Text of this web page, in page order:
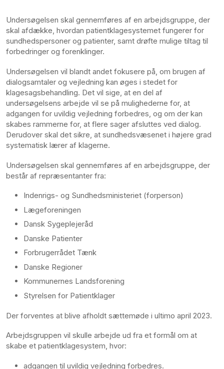
Undersøgelsen skal gennemføres af en arbejdsgruppe, der
skal afdække, hvordan patientklagesystemet fungerer for
sundhedspersoner og patienter, samt drøfte mulige tiltag til
forbedringer og forenklinger.
Undersøgelsen vil blandt andet fokusere på, om brugen af
dialogsamtaler og vejledning kan øges i stedet for
klagesagsbehandling. Det vil sige, at en del af
undersøgelsens arbejde vil se på mulighederne for, at
adgangen for uvildig vejledning forbedres, og om der kan
skabes rammerne for, at flere sager afsluttes ved dialog.
Derudover skal det sikre, at sundhedsvæsenet i højere grad
systematisk lærer af klagerne.
Undersøgelsen skal gennemføres af en arbejdsgruppe, der
består af repræsentanter fra:
Indenrigs- og Sundhedsministeriet (forperson)
Lægeforeningen
Dansk Sygeplejeråd
Danske Patienter
Forbrugerrådet Tænk
Danske Regioner
Kommunernes Landsforening
Styrelsen for Patientklager
Der forventes at blive afholdt sættemøde i ultimo april 2023.
Arbejdsgruppen vil skulle arbejde ud fra et formål om at
skabe et patientklagesystem, hvor:
adgangen til uvildig vejledning forbedres.